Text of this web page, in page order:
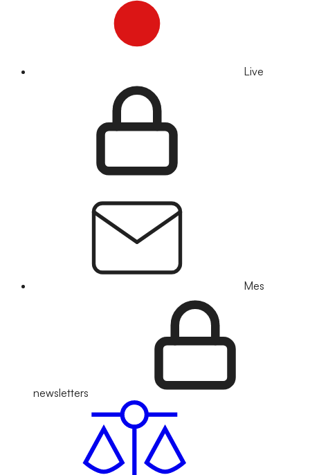
Live
Mes
newsletters